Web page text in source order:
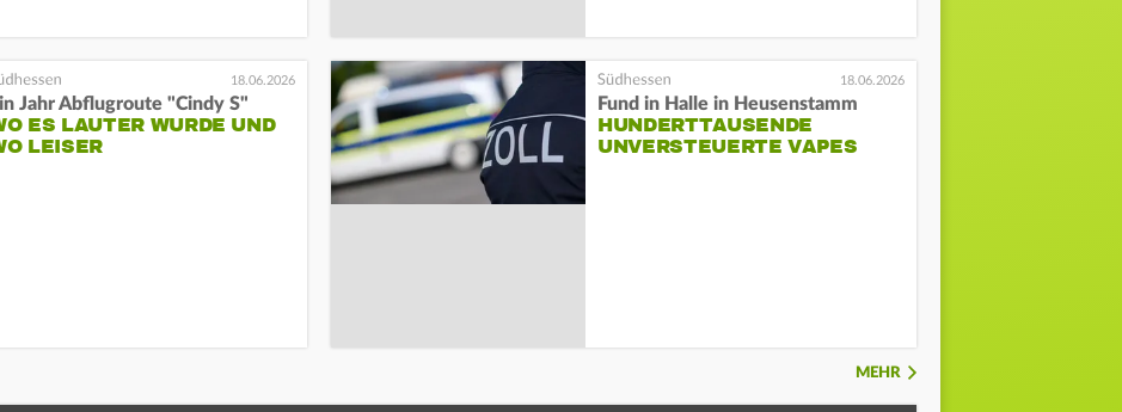
18.06.2026
Jahr Abflugroute "Cindy S"
ES LAUTER WURDE UND
LEISER
18.06.2026
Fund in Halle in Heusenstamm
HUNDERTTAUSENDE
UNVERSTEUERTE VAPES
MEHR